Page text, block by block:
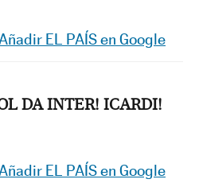
Facebook
en Twitter
Redes Sociales
EL PAÍS en Google
DA INTER! ICARDI!
Facebook
en Twitter
Redes Sociales
EL PAÍS en Google